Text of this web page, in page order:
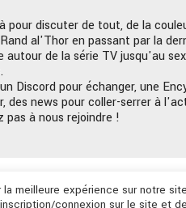
pour discuter de tout, de la
al'Thor en passant par la
autour de la série TV jusqu'au
Discord pour échanger, une
des news pour coller-serrer à
à nous rejoindre !
meilleure expérience sur notre
connexion sur le site et